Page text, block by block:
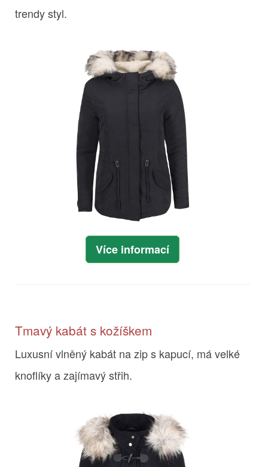
trendy styl.
Více informací
Tmavý kabát s kožíškem
Luxusní vlněný kabát na zip s kapucí, má velké
knoflíky a zajímavý střih.